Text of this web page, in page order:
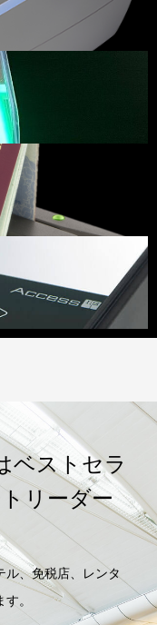
ベストセラ
リーダー
ル、免税店、レンタ
。